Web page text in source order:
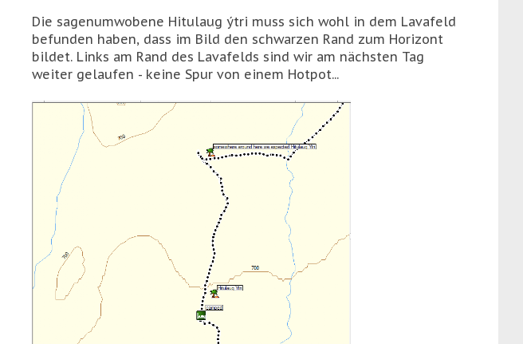
Die sagenumwobene Hitulaug ýtri muss sich wohl in dem Lavafeld
befunden haben, dass im Bild den schwarzen Rand zum Horizont
bildet. Links am Rand des Lavafelds sind wir am nächsten Tag
weiter gelaufen - keine Spur von einem Hotpot...